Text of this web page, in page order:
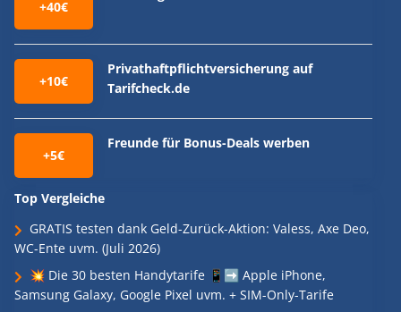
+40€
+10€
Privathaftpflichtversicherung auf
Tarifcheck.de
+5€
Freunde für Bonus-Deals werben
Top Vergleiche
GRATIS testen dank Geld-Zurück-Aktion: Valess, Axe Deo,
WC-Ente uvm. (Juli 2026)
💥 Die 30 besten Handytarife 📱➡️ Apple iPhone,
Samsung Galaxy, Google Pixel uvm. + SIM-Only-Tarife